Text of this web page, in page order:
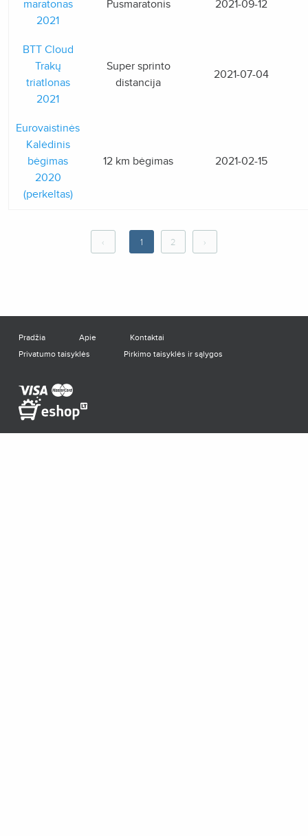
maratonas
2021
Pusmaratonis 2021-09-12
BTT Cloud
Trakų
triatlonas
2021
Super sprinto
distancija
2021-07-04
Eurovaistinės
Kalėdinis
bėgimas
2020
(perkeltas)
12 km bėgimas 2021-02-15
‹ 1 2 ›
Pradžia Apie
Kontaktai
Privatumo taisyklės
Pirkimo taisyklės ir sąlygos